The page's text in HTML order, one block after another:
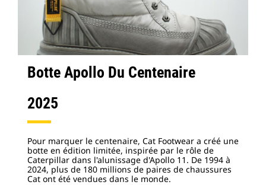
Botte Apollo Du Centenaire
2025
Pour marquer le centenaire, Cat Footwear a créé une
botte en édition limitée, inspirée par le rôle de
Caterpillar dans l'alunissage d'Apollo 11. De 1994 à
2024, plus de 180 millions de paires de chaussures
Cat ont été vendues dans le monde.